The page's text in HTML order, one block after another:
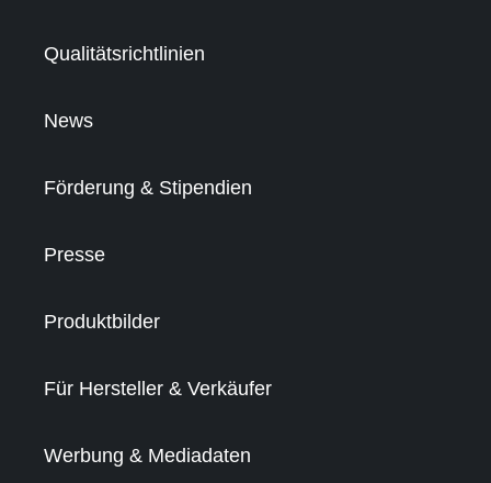
Qualitätsrichtlinien
News
Förderung & Stipendien
Presse
Produktbilder
Für Hersteller & Verkäufer
Werbung & Mediadaten